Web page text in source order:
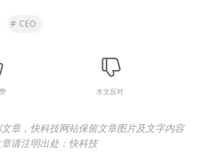
# CEO
水文反对
章，快科技网站保留文章图片及文字内容
请注明出处：快科技